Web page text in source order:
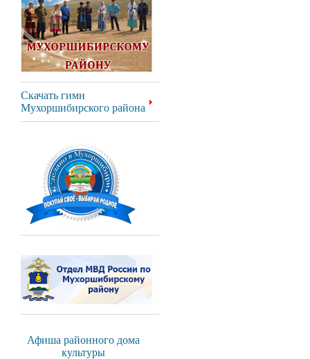
Скачать гимн
Мухоршибирского района
Афиша районного дома
культуры